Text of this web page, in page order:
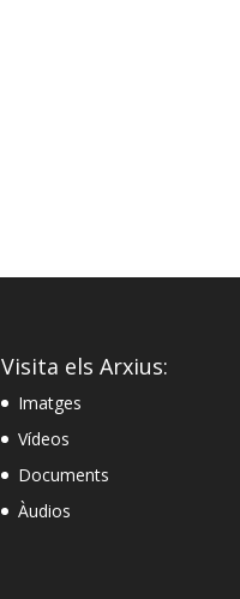
Visita els Arxius:
Imatges
Vídeos
Documents
Àudios